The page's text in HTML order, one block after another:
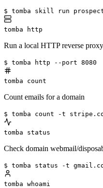
$ tomba skill run
tomba http
Run a local HTTP reverse proxy
$ tomba http --port 8080
tomba count
Count emails for a domain
$ tomba count -t
tomba status
Check domain webmail/
$ tomba status -t
tomba whoami